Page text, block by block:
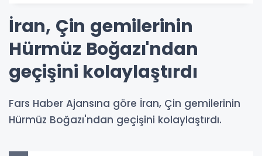
İran, Çin gemilerinin
Hürmüz Boğazı'ndan
geçişini kolaylaştırdı
Fars Haber Ajansına göre İran, Çin gemilerinin
Hürmüz Boğazı'ndan geçişini kolaylaştırdı.